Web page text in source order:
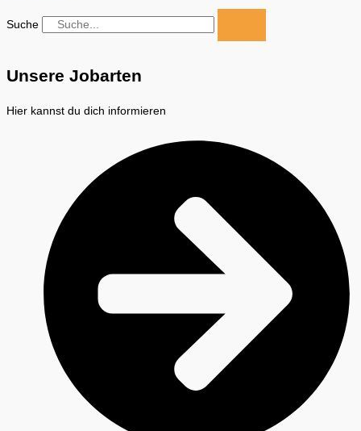
Suche
Unsere Jobarten
Hier kannst du dich informieren